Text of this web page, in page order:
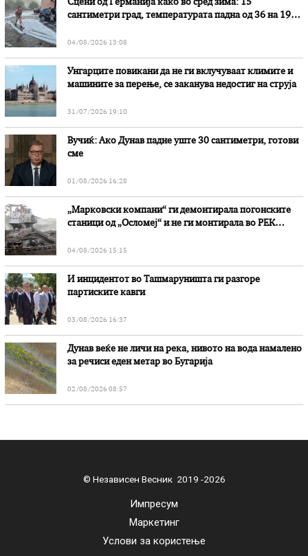
Сцени од Германија како во сред зима: 15
сантиметри град, температурата падна од 36 на 19
04/08/2026 13:08
Унгарците повикани да не ги вклучуваат климите и
машините за перење, се заканува недостиг на струја
31/07/2026 19:10
Вучиќ: Ако Дунав падне уште 30 сантиметри, готови
сме
01/08/2026 16:28
„Марковски компани“ ги демонтирала погонските
станици од „Осломеј“ и не ги монтирала во РЕК
04/08/2026 15:15
И инцидентот во Ташмаруништa ги разгоре
партиските кавги
03/08/2026 16:37
Дунав веќе не личи на река, нивото на вода намалено
за речиси еден метар во Бугарија
02/08/2026 08:57
© Независен Весник 2019 -2026
Импресум
Маркетинг
Услови за користење